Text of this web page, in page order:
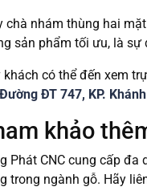
chà nhám thùng hai
sản phẩm tối ưu, là sự
khách có thể đến xem
ĐT 747, KP.
khảo
Phát CNC cung cấp
trong ngành gỗ. Hãy